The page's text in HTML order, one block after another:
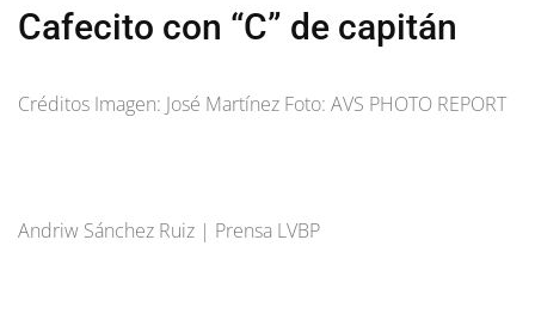
Cafecito con “C” de capitán
Créditos Imagen: José Martínez Foto: AVS PHOTO REPORT
Andriw Sánchez Ruiz | Prensa LVBP